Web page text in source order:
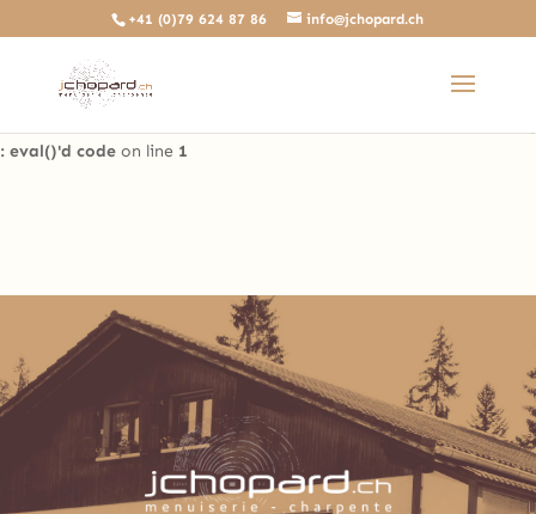
Deprecated: The predefined locally scoped $http_response_header
variable is deprecated, call http_get_last_response_headers()
instead in
: eval()'d code on line 1
+41 (0)79 624 87 86 info@jchopard.ch